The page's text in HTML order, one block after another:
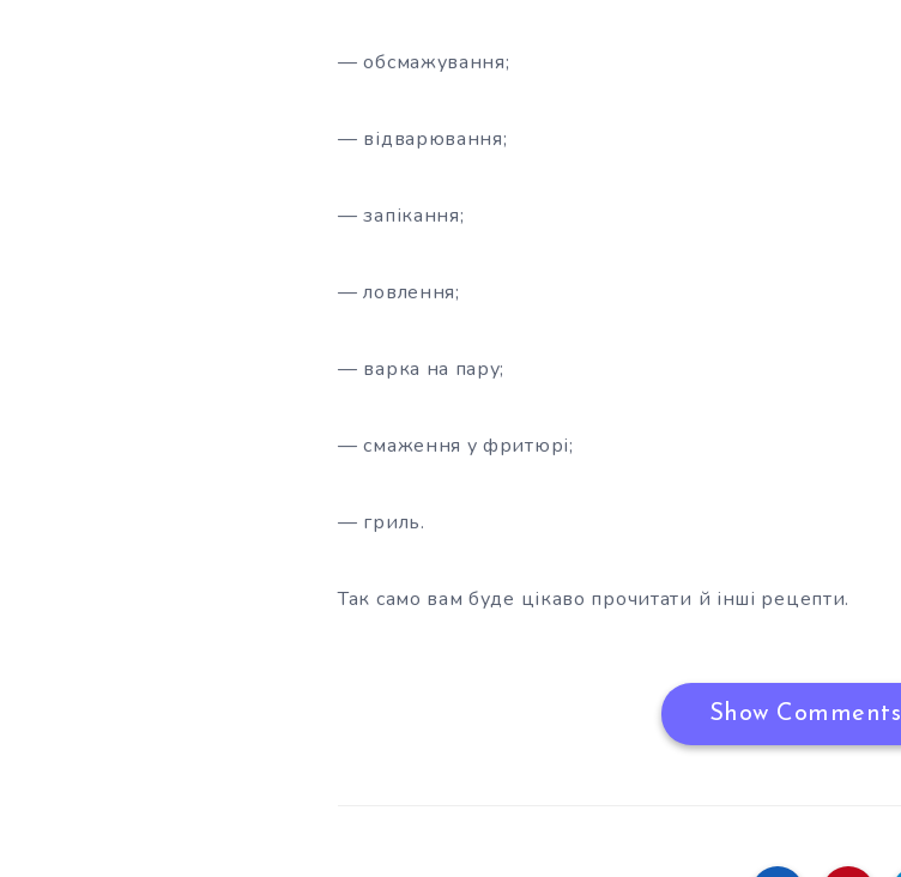
— обсмажування;
— відварювання;
— запікання;
— ловлення;
— варка на пару;
— смаження у фритюрі;
— гриль.
Так само вам буде цікаво прочитати й інші рецепти.
Show Comments